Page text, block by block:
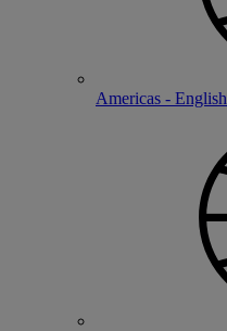
Americas - English